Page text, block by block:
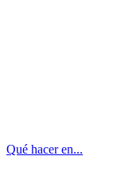
Qué hacer en...